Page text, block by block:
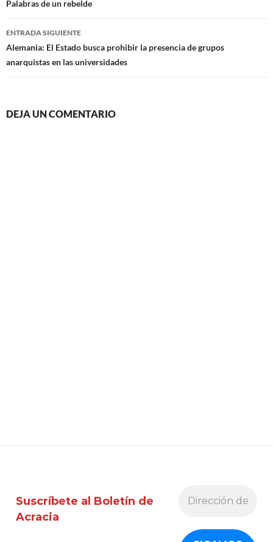
de
entradas
Palabras de un rebelde
ENTRADA SIGUIENTE
Alemania: El Estado busca prohibir la presencia de grupos
anarquistas en las universidades
DEJA UN COMENTARIO
Suscríbete al Boletín de
Acracia